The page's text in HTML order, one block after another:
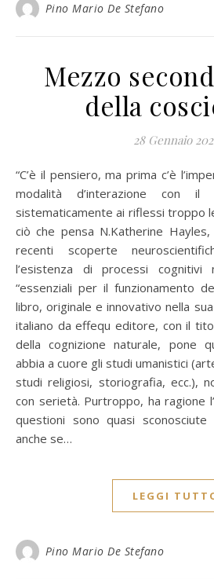
Pino Mario De Stefano
Mezzo
della
28 Gennaio
“C’è il pensiero, ma prima c’è l’impensato (unthought): una
modalità d’interazione con il
sistematicamente ai riflessi troppo
ciò che pensa N.Katherine
recenti scoperte
l’esistenza di processi cognitivi
“essenziali per il funzionamento
libro, originale e innovativo nella
italiano da effequ editore, con il
della cognizione naturale, pone
abbia a cuore gli studi umanistici
studi religiosi, storiografia, ecc.),
con serietà. Purtroppo, ha ragione
questioni sono quasi sconosciute
anche se…
LEGGI
Pino Mario De Stefano